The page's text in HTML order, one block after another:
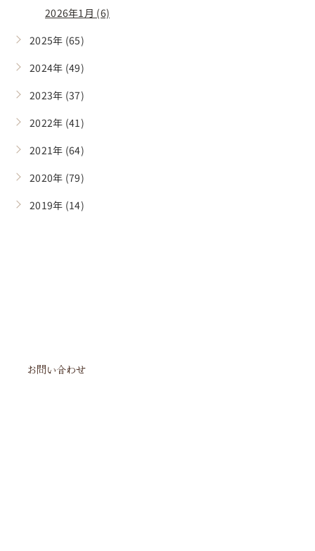
2026年1月 (6)
2025年 (65)
2024年 (49)
2023年 (37)
2022年 (41)
2021年 (64)
2020年 (79)
2019年 (14)
お問い合わせ